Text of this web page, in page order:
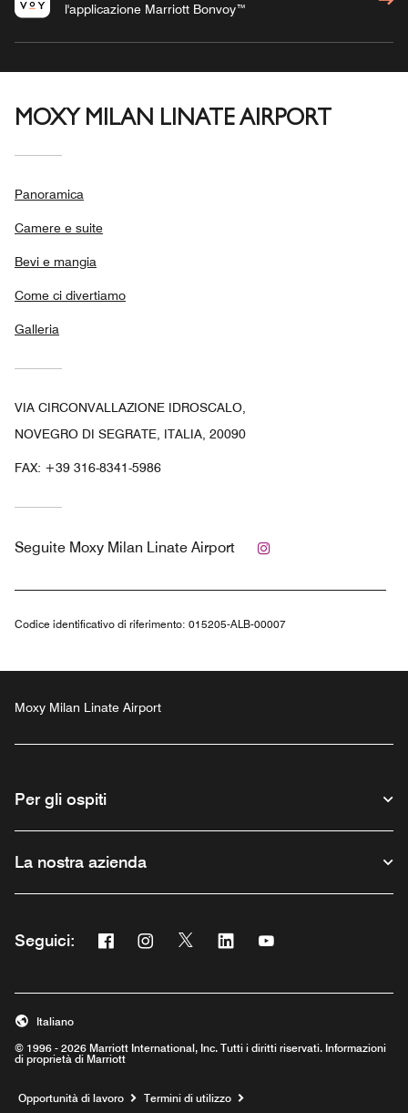
l'applicazione Marriott Bonvoy™
MOXY MILAN LINATE AIRPORT
Panoramica
Camere e suite
Bevi e mangia
Come ci divertiamo
Galleria
VIA CIRCONVALLAZIONE IDROSCALO,
NOVEGRO DI SEGRATE, ITALIA, 20090
FAX: +39 316-8341-5986
Seguite Moxy Milan Linate Airport
Codice identificativo di riferimento: 015205-ALB-00007
Moxy Milan Linate Airport
Per gli ospiti
La nostra azienda
Seguici: Facebook
Opens a new window
Instagram
Opens a new window
Twitter
Opens a new window
Linkedin
Opens a new window
Opens a new window
© 1996 - 2026 Marriott International, Inc. Tutti i diritti riservati. Informazioni
di proprietà di Marriott
Italiano
Opportunità di lavoro Opens a new window
Termini di utilizzo